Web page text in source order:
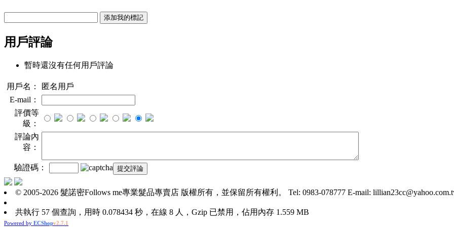
用戶評論
暫時還沒有任何用戶評論
用戶名：
匿名用戶
E-mail：
評價等
級：
評論內
容：
驗證碼：
© 2005-2026 髮諾密Follows me專業髮品專賣店 版權所有，並保留所有權利。 Tel: 0983-078777 E-mail:
共執行 57 個查詢，用時 0.078434 秒，在線 8 人，Gzip 已禁用，佔用內存 1.559 MB
Powered by ECShopv2.7.1